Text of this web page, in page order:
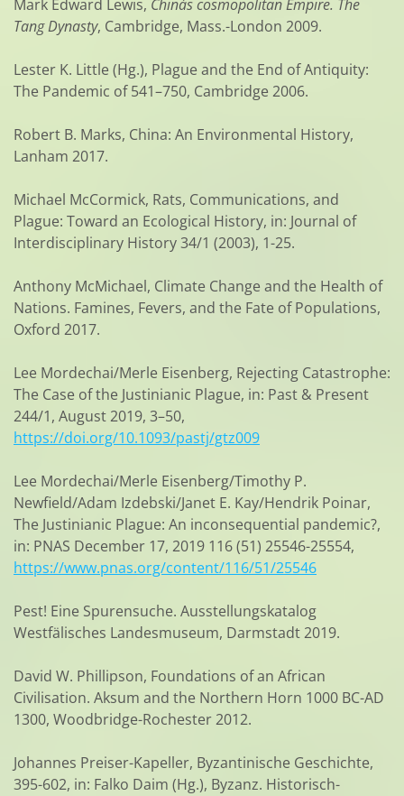
Mark Edward Lewis, China´s cosmopolitan Empire. The
Tang Dynasty, Cambridge, Mass.-London 2009.
Lester K. Little (Hg.), Plague and the End of Antiquity:
The Pandemic of 541–750, Cambridge 2006.
Robert B. Marks, China: An Environmental History,
Lanham 2017.
Michael McCormick, Rats, Communications, and
Plague: Toward an Ecological History, in: Journal of
Interdisciplinary History 34/1 (2003), 1-25.
Anthony McMichael, Climate Change and the Health of
Nations. Famines, Fevers, and the Fate of Populations,
Oxford 2017.
Lee Mordechai/Merle Eisenberg, Rejecting Catastrophe:
The Case of the Justinianic Plague, in: Past & Present
244/1, August 2019, 3–50,
https://doi.org/10.1093/pastj/gtz009
Lee Mordechai/Merle Eisenberg/Timothy P.
Newfield/Adam Izdebski/Janet E. Kay/Hendrik Poinar,
The Justinianic Plague: An inconsequential pandemic?,
in: PNAS December 17, 2019 116 (51) 25546-25554,
https://www.pnas.org/content/116/51/25546
Pest! Eine Spurensuche. Ausstellungskatalog
Westfälisches Landesmuseum, Darmstadt 2019.
David W. Phillipson, Foundations of an African
Civilisation. Aksum and the Northern Horn 1000 BC-AD
1300, Woodbridge-Rochester 2012.
Johannes Preiser-Kapeller, Byzantinische Geschichte,
395-602, in: Falko Daim (Hg.), Byzanz. Historisch-